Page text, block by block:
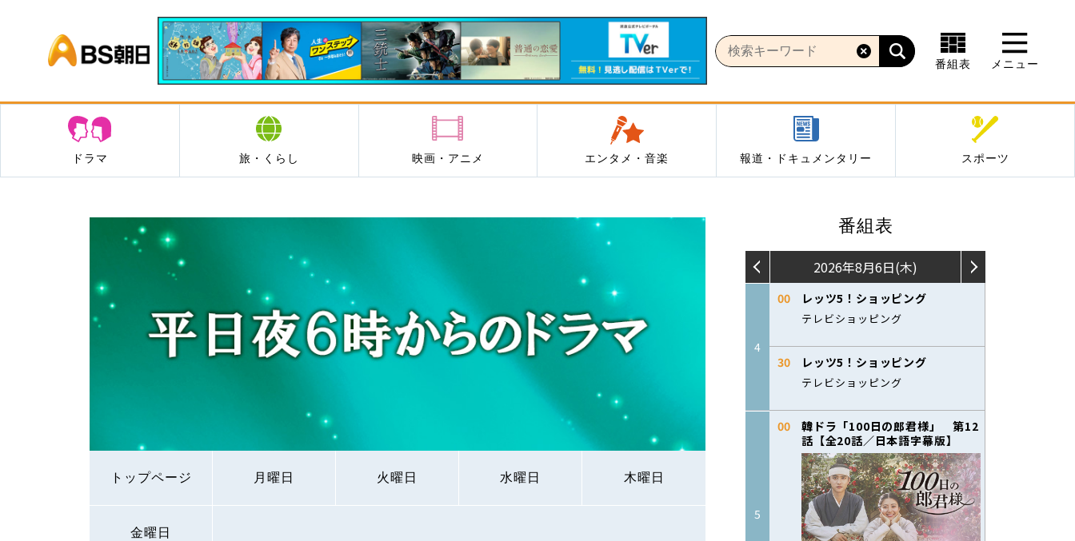
BS朝日
番組表 メニュー
ドラマ 旅・くらし 映画・アニメ エンタメ・音楽 報道・ドキュメンタリー スポーツ
トップページ 月曜日 火曜日 水曜日 木曜日
金曜日
番組表